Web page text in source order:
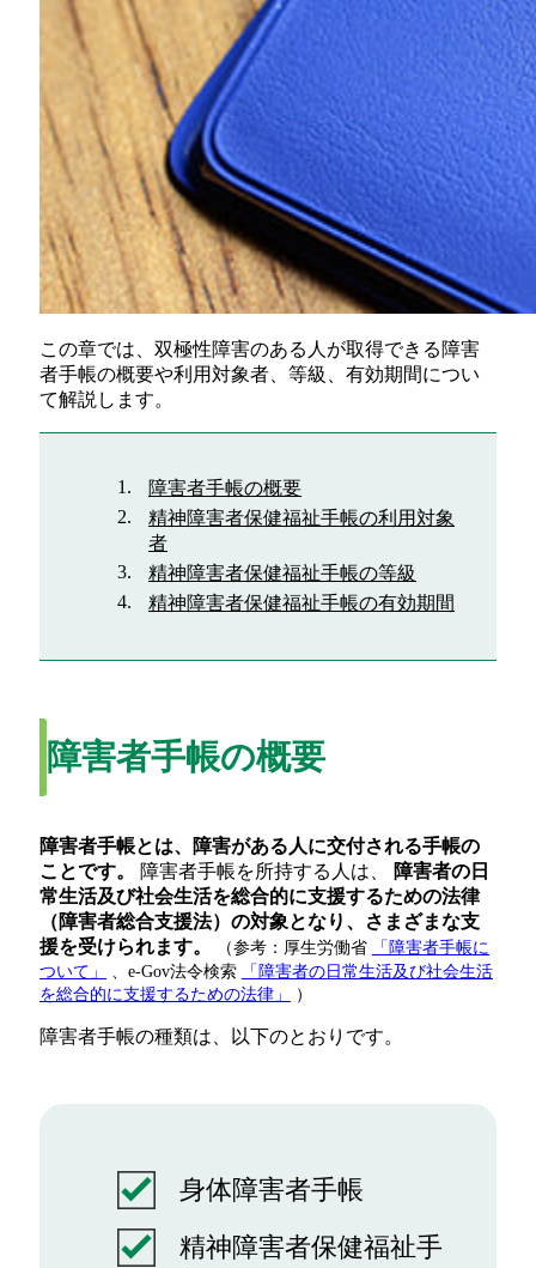
この章では、双極性障害のある人が取得できる障害
者手帳の概要や利用対象者、等級、有効期間につい
て解説します。
障害者手帳の概要
精神障害者保健福祉手帳の利用対象
者
精神障害者保健福祉手帳の等級
精神障害者保健福祉手帳の有効期間
障害者手帳の概要
障害者手帳とは、障害がある人に交付される手帳の
ことです。
障害者手帳を所持する人は、
障害者の日
常生活及び社会生活を総合的に支援するための法律
（障害者総合支援法）の対象となり、さまざまな支
援を受けられます。
（参考：厚生労働省
「障害者手帳に
ついて」
、e-Gov法令検索
「障害者の日常生活及び社会生活
を総合的に支援するための法律」
）
障害者手帳の種類は、以下のとおりです。
身体障害者手帳
精神障害者保健福祉手